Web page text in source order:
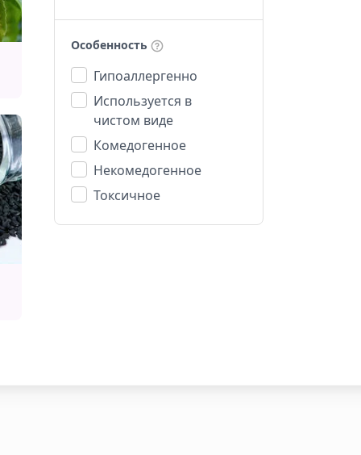
Особенность
Гипоаллергенно
Используется в
чистом виде
Комедогенное
Некомедогенное
Токсичное